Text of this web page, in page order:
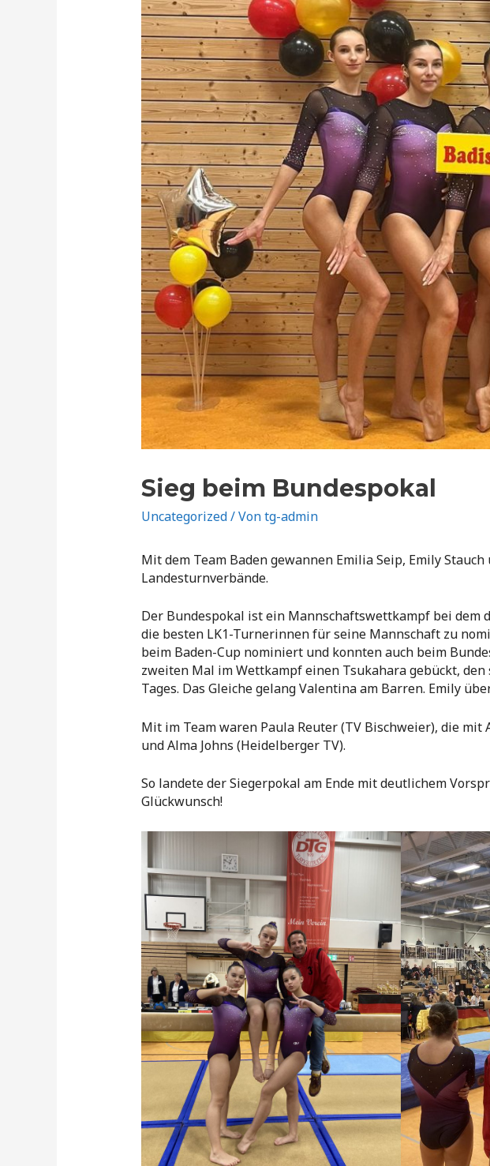
Sieg beim Bundespokal
Uncategorized/ Vontg-admin
Mit dem Team Baden gewannen Emilia Seip, Emily
Landesturnverbände.
Der Bundespokal ist ein Mannschaftswettkampf bei dem
die besten LK1-Turnerinnen für seine Mannschaft zu
beim Baden-Cup nominiert und konnten auch beim
zweiten Mal im Wettkampf einen Tsukahara gebückt,
Tages. Das Gleiche gelang Valentina am Barren. Emily
Mit im Team waren Paula Reuter (TV Bischweier), die
und Alma Johns (Heidelberger TV).
So landete der Siegerpokal am Ende mit deutlichem
Glückwunsch!